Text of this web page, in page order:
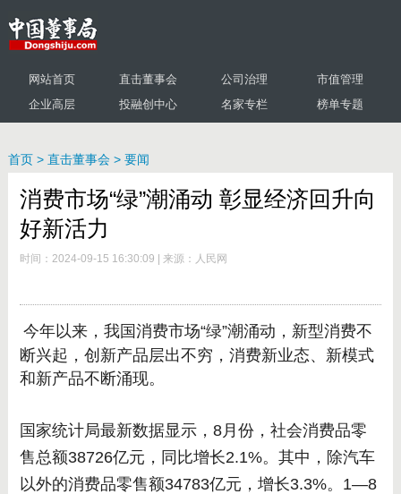
网站首页 直击董事会 公司治理
市值管理
企业高层
投融创中心 名家专栏 榜单专题
首页> 直击董事会> 要闻
消费市场“绿”潮涌动 彰显经济回升向
好新活力
时间：2024-09-15 16:30:09 | 来源：人民网
今年以来，我国消费市场“绿”潮涌动，新型消费不
断兴起，创新产品层出不穷，消费新业态、新模式
和新产品不断涌现。
国家统计局最新数据显示，8月份，社会消费品零
售总额38726亿元，同比增长2.1%。其中，除汽车
以外的消费品零售额34783亿元，增长3.3%。1—8